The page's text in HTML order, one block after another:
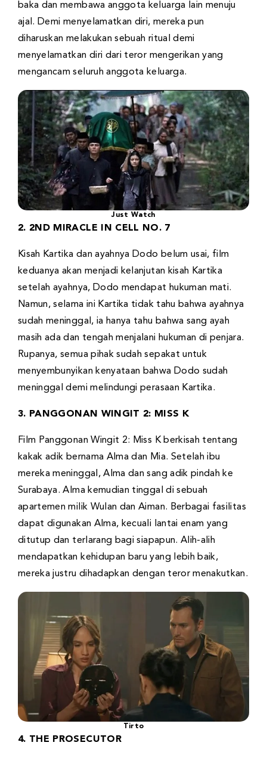
baka dan membawa anggota keluarga lain menuju
ajal. Demi menyelamatkan diri, mereka pun
diharuskan melakukan sebuah ritual demi
menyelamatkan diri dari teror mengerikan yang
mengancam seluruh anggota keluarga.
Just Watch
2. 2ND MIRACLE IN CELL NO. 7
Kisah Kartika dan ayahnya Dodo belum usai, film
keduanya akan menjadi kelanjutan kisah Kartika
setelah ayahnya, Dodo mendapat hukuman mati.
Namun, selama ini Kartika tidak tahu bahwa ayahnya
sudah meninggal, ia hanya tahu bahwa sang ayah
masih ada dan tengah menjalani hukuman di penjara.
Rupanya, semua pihak sudah sepakat untuk
menyembunyikan kenyataan bahwa Dodo sudah
meninggal demi melindungi perasaan Kartika.
3. PANGGONAN WINGIT 2: MISS K
Film Panggonan Wingit 2: Miss K berkisah tentang
kakak adik bernama Alma dan Mia. Setelah ibu
mereka meninggal, Alma dan sang adik pindah ke
Surabaya. Alma kemudian tinggal di sebuah
apartemen milik Wulan dan Aiman. Berbagai fasilitas
dapat digunakan Alma, kecuali lantai enam yang
ditutup dan terlarang bagi siapapun. Alih-alih
mendapatkan kehidupan baru yang lebih baik,
mereka justru dihadapkan dengan teror menakutkan.
Tirto
4. THE PROSECUTOR